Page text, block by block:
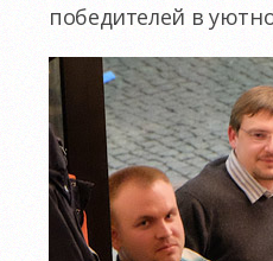
победителей в